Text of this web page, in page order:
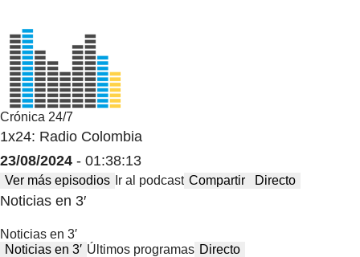
Crónica 24/7
1x24: Radio Colombia
23/08/2024 - 01:38:13
Ver más episodios Ir al podcast Compartir Directo
Noticias en 3′
Noticias en 3′
Noticias en 3′ Últimos programas Directo